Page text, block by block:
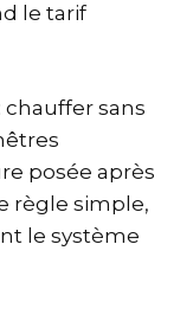
le tarif
chauffer sans
posée après
règle simple,
le système